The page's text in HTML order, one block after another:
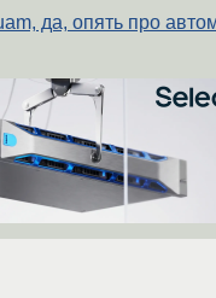
да, опять про